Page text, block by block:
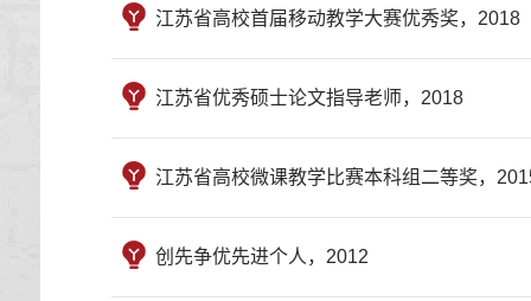
江苏省高校首届移动教学大赛优秀奖，2018
江苏省优秀硕士论文指导老师，2018
江苏省高校微课教学比赛本科组二等奖，
创先争优先进个人，2012